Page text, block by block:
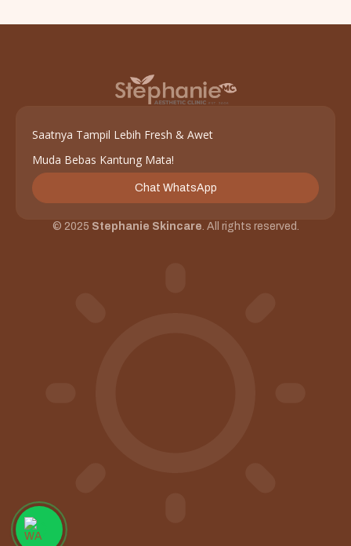
Saatnya Tampil Lebih Fresh & Awet
Muda Bebas Kantung Mata!
Chat WhatsApp
© 2025 Stephanie Skincare. All rights reserved.